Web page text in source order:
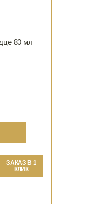
80 мл
ЗАКАЗ В 1
КЛИК